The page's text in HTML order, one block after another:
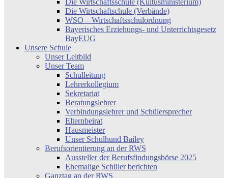
Die Wirtschaftsschule (Kultusministerium)
Die Wirtschaftschule (Verbände)
WSO – Wirtschaftsschulordnung
Bayerisches Erziehungs- und Unterrichtsgesetz
BayEUG
Unsere Schule
Unser Leitbild
Unser Team
Schulleitung
Lehrerkollegium
Sekretariat
Beratungslehrer
Verbindungslehrer und Schülersprecher
Elternbeirat
Hausmeister
Unser Schulhund Bailey
Berufsorientierung an der RWS
Aussteller der Berufsfindungsbörse 2025
Ehemalige Schüler berichten
Ganztag an der RWS